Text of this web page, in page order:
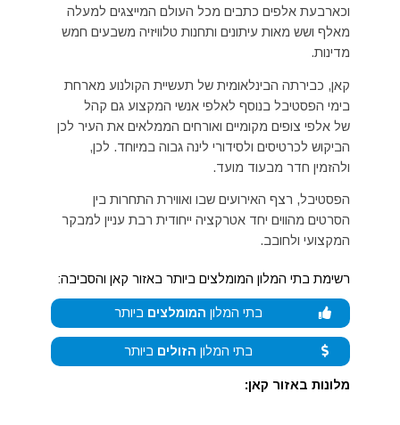
וכארבעת אלפים כתבים מכל העולם המייצגים למעלה
מאלף ושש מאות עיתונים ותחנות טלוויזיה משבעים חמש
מדינות.
קאן, כבירתה הבינלאומית של תעשיית הקולנוע מארחת
בימי הפסטיבל בנוסף לאלפי אנשי המקצוע גם קהל
של אלפי צופים מקומיים ואורחים הממלאים את העיר לכן
הביקוש לכרטיסים ולסידורי לינה גבוה במיוחד. לכן,
ולהזמין חדר מבעוד מועד.
הפסטיבל, רצף האירועים שבו ואווירת התחרות בין
הסרטים מהווים יחד אטרקציה ייחודית רבת עניין למבקר
המקצועי ולחובב.
רשימת בתי המלון המומלצים ביותר באזור קאן והסביבה:
בתי המלון המומלצים ביותר
בתי המלון הזולים ביותר
מלונות באזור קאן: